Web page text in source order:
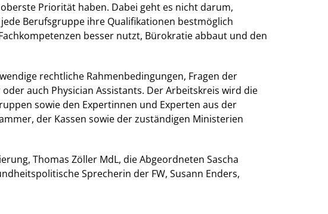
Priorität haben. Dabei geht es nicht darum,
Berufsgruppe ihre Qualifikationen bestmöglich
besser nutzt, Bürokratie abbaut und den
rechtliche Rahmenbedingungen, Fragen der
auch Physician Assistants. Der Arbeitskreis wird die
sowie den Expertinnen und Experten aus der
der Kassen sowie der zuständigen Ministerien
Thomas Zöller MdL, die Abgeordneten Sascha
Sprecherin der FW, Susann Enders,